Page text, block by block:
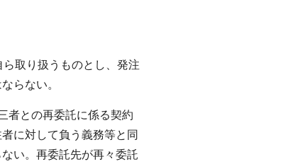
取り扱うものとし、発注
らない。
者との再委託に係る契約
に対して負う義務等と同
い。再委託先が再々委託